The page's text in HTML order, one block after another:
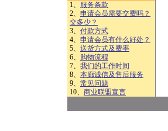
1、 服务条款
2、 申请会员需要交费吗？
交多少？
3、 付款方式
4、 申请会员有什么好处？
5、 送货方式及费率
6、 购物流程
7、 我们的工作时间
8、 本廊诚信及售后服务
9、 常见问题
10、 商业联盟宣言